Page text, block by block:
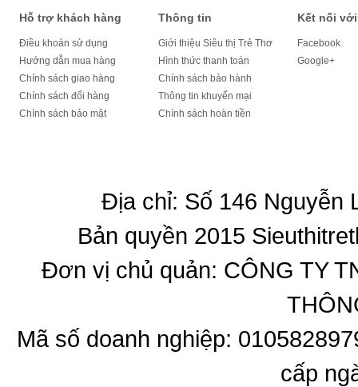
Hỗ trợ khách hàng
Điều khoản sử dụng
Hướng dẫn mua hàng
Chính sách giao hàng
Chính sách đổi hàng
Chính sách bảo mật
Thông tin
Giới thiệu Siêu thị Trẻ Thơ
Hình thức thanh toán
Chính sách bảo hành
Thông tin khuyến mại
Chính sách hoàn tiền
Kết nối
Facebook
Google+
Địa chỉ: Số 146 Nguyễn
Bản quyền 2015
Đơn vị chủ quản: CÔNG TY
Mã số doanh nghiệp:
cấp